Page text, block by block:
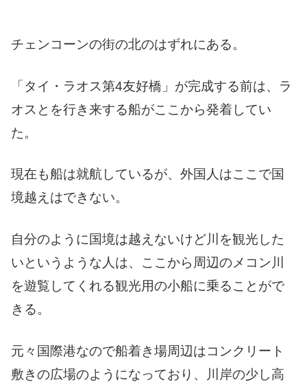
チェンコーンの街の北のはずれにある。
「タイ・ラオス第4友好橋」が完成する前は、ラ
オスとを行き来する船がここから発着してい
た。
現在も船は就航しているが、外国人はここで国
境越えはできない。
自分のように国境は越えないけど川を観光した
いというような人は、ここから周辺のメコン川
を遊覧してくれる観光用の小船に乗ることがで
きる。
元々国際港なので船着き場周辺はコンクリート
敷きの広場のようになっており、川岸の少し高